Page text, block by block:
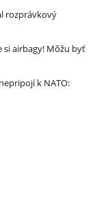
rozprávkový
si airbagy! Môžu byť
k NATO: